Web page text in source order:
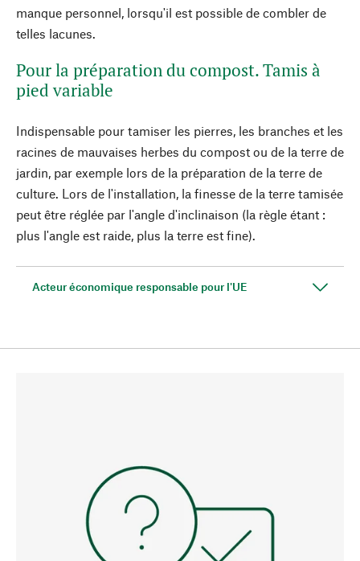
manque personnel, lorsqu'il est possible de combler de
telles lacunes.
Pour la préparation du compost. Tamis à
pied variable
Indispensable pour tamiser les pierres, les branches et les
racines de mauvaises herbes du compost ou de la terre de
jardin, par exemple lors de la préparation de la terre de
culture. Lors de l'installation, la finesse de la terre tamisée
peut être réglée par l'angle d'inclinaison (la règle étant :
plus l'angle est raide, plus la terre est fine).
Acteur économique responsable pour l'UE